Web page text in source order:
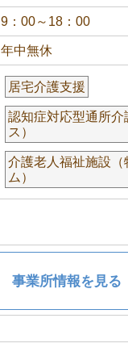
9：00～18：00
年中無休
居宅介護支援
認知症対応型通所
ス）
介護老人福祉施設
ム）
事業所情報を見る